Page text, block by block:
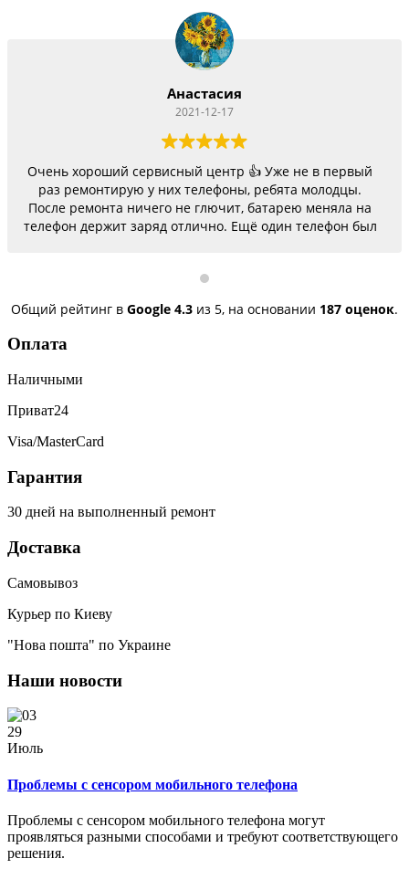
Анастасия
2021-12-17
Очень хороший сервисный центр 👍 Уже не в первый
раз ремонтирую у них телефоны, ребята молодцы.
После ремонта ничего не глючит, батарею меняла на
телефон держит заряд отлично. Ещё один телефон был
сегодня получила телефон, всё исправили, заряд
Общий рейтинг в Google 4.3 из 5, на основании 187 оценок.
Оплата
Наличными
Приват24
Visa/MasterCard
Гарантия
30 дней на выполненный ремонт
Доставка
Самовывоз
Курьер по Киеву
"Нова пошта" по Украине
Наши новости
29
Июль
Проблемы с сенсором мобильного телефона
Проблемы с сенсором мобильного телефона могут
проявляться разными способами и требуют соответствующего
решения.